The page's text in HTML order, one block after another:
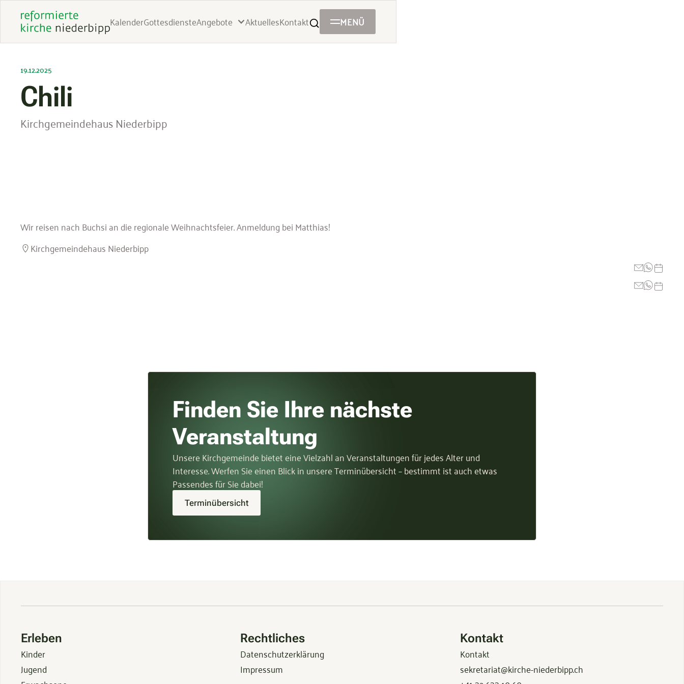
KalenderGottesdiensteAngebote AktuellesKontakt MENÜ
19.12.2025
Chili
Kirchgemeindehaus Niederbipp
Wir reisen nach Buchsi an die regionale Weihnachtsfeier. Anmeldung bei Matthias!
Kirchgemeindehaus Niederbipp
Finden Sie Ihre nächste
Veranstaltung
Unsere Kirchgemeinde bietet eine Vielzahl an Veranstaltungen für jedes Alter und
Interesse. Werfen Sie einen Blick in unsere Terminübersicht – bestimmt ist auch etwas
Passendes für Sie dabei!
Terminübersicht
Erleben
Kinder
Jugend
Rechtliches
Datenschutzerklärung
Impressum
Kontakt
Kontakt
sekretariat@kirche-niederbipp.ch